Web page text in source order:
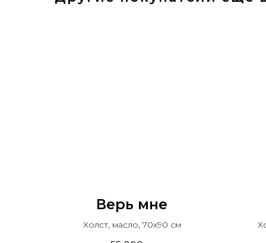
Верь мне
Холст, масло, 70х90 см